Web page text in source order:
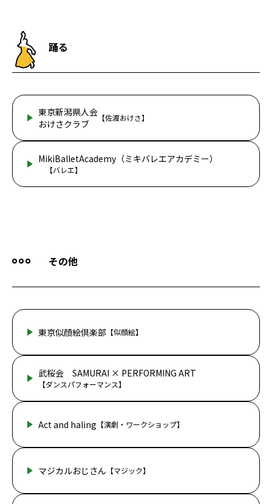
踊る
東京新潟県人会
おけさクラブ
【佐渡おけさ】
MikiBalletAcademy（ミキバレエアカデミー）
【バレエ】
その他
東京似顔絵倶楽部 【似顔絵】
武桜会 SAMURAI × PERFORMING ART
【ダンスパフォーマンス】
Act and haling 【演劇・ワークショップ】
マジカルおじさん 【マジック】